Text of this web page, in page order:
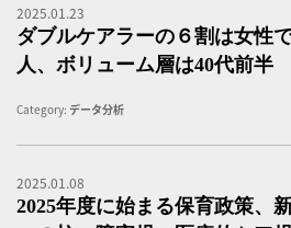
2025.01.23
ダブルケアラーの６割は女性
人、ボリューム層は40代前半
Category: データ分析
2025.01.08
2025年度に始まる保育政策、